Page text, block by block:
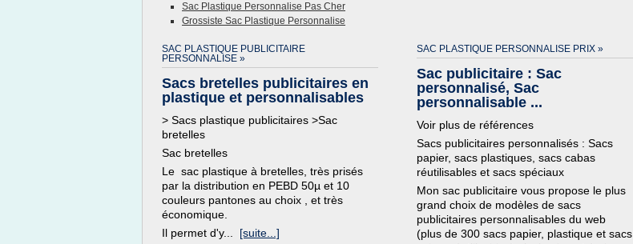
Sac Plastique Personnalise Pas Cher
Grossiste Sac Plastique Personnalise
SAC PLASTIQUE PUBLICITAIRE
PERSONNALISE »
Sacs bretelles publicitaires en
plastique et personnalisables
> Sacs plastique publicitaires >Sac
bretelles
Sac bretelles
Le sac plastique à bretelles, très prisés
par la distribution en PEBD 50µ et 10
couleurs pantones au choix , et très
économique.
Il permet d'y... [suite...]
SAC PLASTIQUE PERSONNALISE PRIX »
Sac publicitaire : Sac
personnalisé, Sac
personnalisable ...
Voir plus de références
Sacs publicitaires personnalisés : Sacs
papier, sacs plastiques, sacs cabas
réutilisables et sacs spéciaux
Mon sac publicitaire vous propose le plus
grand choix de modèles de sacs
publicitaires personnalisables du web
(plus de 300 sacs papier, plastique et sacs